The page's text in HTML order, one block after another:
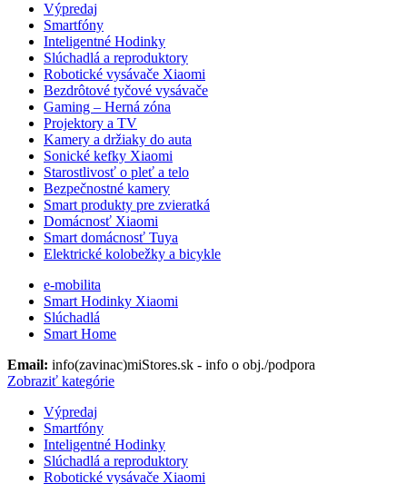
Výpredaj
Smartfóny
Inteligentné Hodinky
Slúchadlá a reproduktory
Robotické vysávače Xiaomi
Bezdrôtové tyčové vysávače
Gaming – Herná zóna
Projektory a TV
Kamery a držiaky do auta
Sonické kefky Xiaomi
Starostlivosť o pleť a telo
Bezpečnostné kamery
Smart produkty pre zvieratká
Domácnosť Xiaomi
Smart domácnosť Tuya
Elektrické kolobežky a bicykle
e-mobilita
Smart Hodinky Xiaomi
Slúchadlá
Smart Home
Email: info(zavinac)miStores.sk - info o obj./podpora
Zobraziť kategórie
Výpredaj
Smartfóny
Inteligentné Hodinky
Slúchadlá a reproduktory
Robotické vysávače Xiaomi